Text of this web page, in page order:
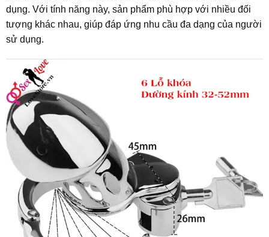
dụng. Với tính năng này, sản phẩm phù hợp với nhiều đối
tượng khác nhau, giúp đáp ứng nhu cầu đa dạng của người
sử dụng.